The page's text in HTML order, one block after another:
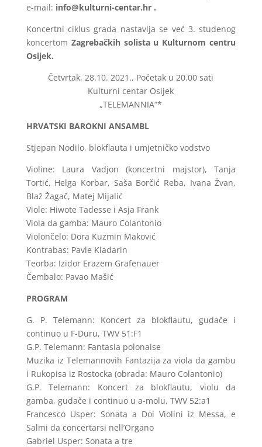
e-mail: info@kulturni-centar.hr.
Koncertni ciklus grada nastavlja se već 3. studenog
koncertom Zagrebačkih solista u Kulturnom centru
Osijek.
Četvrtak, 28.10. 2021., Početak u 20.00 sati
Kulturni centar Osijek
„TELEMANNIA“*
HRVATSKI BAROKNI ANSAMBL
Stjepan Nodilo, blokflauta i umjetničko vodstvo
Violine: Laura Vadjon (koncertni majstor), Tanja
Tortić, Helga Korbar, Saša Borčić Reba, Ivana Žvan,
Blaž Žagač, Matej Mijalić
Viole: Hiwote Tadesse i Asja Frank
Viola da gamba: Mauro Colantonio
Violončelo: Dora Kuzmin Maković
Kontrabas: Pavle Kladarin
Teorba: Izidor Erazem Grafenauer
Čembalo: Pavao Mašić
PROGRAM
G. P. Telemann: Koncert za blokflautu, gudače i
continuo u F-Duru, TWV 51:F1
G.P. Telemann: Fantasia polonaise
Muzika iz Telemannovih Fantazija za viola da gambu
i Rukopisa iz Rostocka (obrada: Mauro Colantonio)
G.P. Telemann: Koncert za blokflautu, violu da
gamba, gudače i continuo u a-molu, TWV 52:a1
Francesco Usper: Sonata a Doi Violini iz Messa, e
Salmi da concertarsi nell’Organo
Gabriel Usper: Sonata a tre